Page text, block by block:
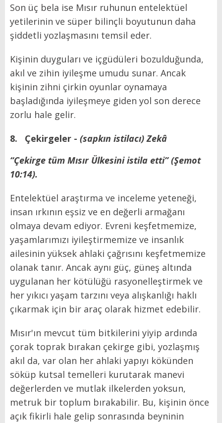
Son üç bela ise Mısır ruhunun entelektüel
yetilerinin ve süper bilinçli boyutunun daha
şiddetli yozlaşmasını temsil eder.
Kişinin duyguları ve içgüdüleri bozulduğunda,
akıl ve zihin iyileşme umudu sunar. Ancak
kişinin zihni çirkin oyunlar oynamaya
başladığında iyileşmeye giden yol son derece
zorlu hale gelir.
8. Çekirgeler - (sapkın istilacı) Zekâ
“Çekirge tüm Mısır Ülkesini istila etti” (Şemot
10:14).
Entelektüel araştırma ve inceleme yeteneği,
insan ırkının eşsiz ve en değerli armağanı
olmaya devam ediyor. Evreni keşfetmemize,
yaşamlarımızı iyileştirmemize ve insanlık
ailesinin yüksek ahlaki çağrısını keşfetmemize
olanak tanır. Ancak aynı güç, güneş altında
uygulanan her kötülüğü rasyonelleştirmek ve
her yıkıcı yaşam tarzını veya alışkanlığı haklı
çıkarmak için bir araç olarak hizmet edebilir.
Mısır'ın mevcut tüm bitkilerini yiyip ardında
çorak toprak bırakan çekirge gibi, yozlaşmış
akıl da, var olan her ahlaki yapıyı kökünden
söküp kutsal temelleri kurutarak manevi
değerlerden ve mutlak ilkelerden yoksun,
metruk bir toplum bırakabilir. Bu, kişinin önce
açık fikirli hale gelip sonrasında beyninin